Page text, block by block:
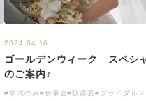
2024.04.16
ゴールデンウィーク スペシ
のご案内♪
#挙式のみ#食事会#披露宴#ブライダルフ